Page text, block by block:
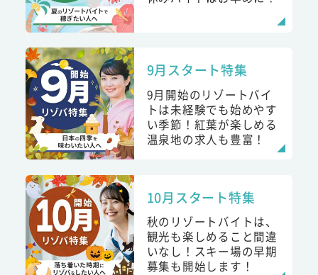
9月スタート特集
9月開始のリゾートバイ
トは未経験でも始めやす
い季節！紅葉が楽しめる
温泉地の求人も豊富！
10月スタート特集
秋のリゾートバイトは、
観光も楽しめること間違
いなし！スキー場の早期
募集も開始します！